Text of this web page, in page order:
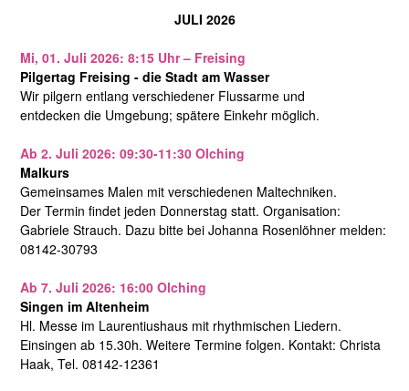
JULI 2026
Mi, 01. Juli 2026: 8:15 Uhr – Freising
Pilgertag Freising - die Stadt am Wasser
Wir pilgern entlang verschiedener Flussarme und
entdecken die Umgebung; spätere Einkehr möglich.
Ab 2. Juli 2026: 09:30-11:30 Olching
Malkurs
Gemeinsames Malen mit verschiedenen Maltechniken.
Der Termin findet jeden Donnerstag statt. Organisation:
Gabriele Strauch. Dazu bitte bei Johanna Rosenlöhner melden:
08142-30793
Ab 7. Juli 2026: 16:00 Olching
Singen im Altenheim
Hl. Messe im Laurentiushaus mit rhythmischen Liedern.
Einsingen ab 15.30h. Weitere Termine folgen. Kontakt: Christa
Haak, Tel. 08142-12361